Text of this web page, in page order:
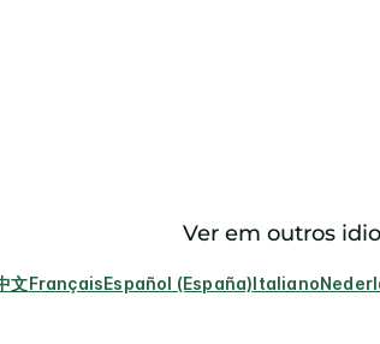
Ver em outros
文FrançaisEspañol (España)Italiano